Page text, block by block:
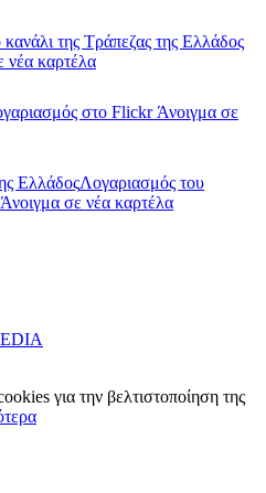
της Τράπεζας της Ελλάδος
νέα καρτέλα
στο FlickrΆνοιγμα σε
ΕλλάδοςΛογαριασμός του
Άνοιγμα σε νέα καρτέλα
για την βελτιστοποίηση της